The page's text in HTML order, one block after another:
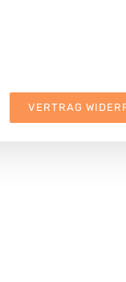
VERTRAG